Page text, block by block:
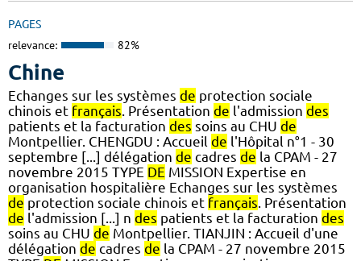
PAGES
relevance: 82%
Chine
Echanges sur les systèmes de protection sociale
chinois et français . Présentation de l'admission des
patients et la facturation des soins au CHU de
Montpellier. CHENGDU : Accueil de l'Hôpital n°1 - 30
septembre [...] délégation de cadres de la CPAM - 27
novembre 2015 TYPE DE MISSION Expertise en
organisation hospitalière Echanges sur les systèmes
de protection sociale chinois et français . Présentation
de l'admission [...] n des patients et la facturation des
soins au CHU de Montpellier. TIANJIN : Accueil d'une
délégation de cadres de la CPAM - 27 novembre 2015